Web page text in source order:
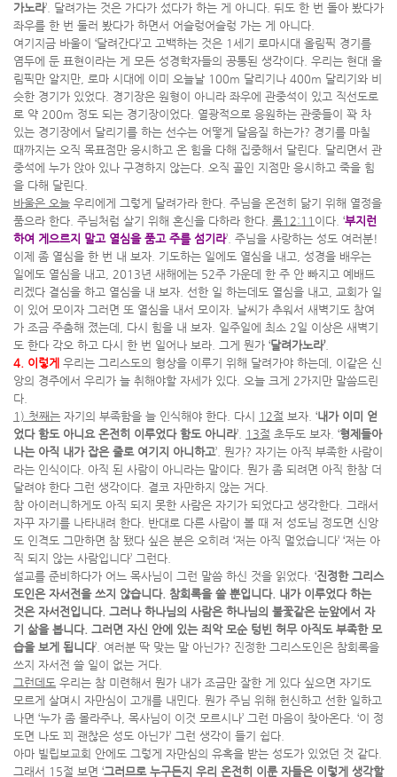
가노라’. 달려가는 것은 가다가 섰다가 하는 게 아니다. 뒤도 한 번 돌아 봤다가
좌우를 한 번 둘러 봤다가 하면서 어슬렁어슬렁 가는 게 아니다.
여기지금 바울이 ‘달려간다’고 고백하는 것은 1세기 로마시대 올림픽 경기를
염두에 둔 표현이라는 게 모든 성경학자들의 공통된 생각이다. 우리는 현대 올
림픽만 알지만, 로마 시대에 이미 오늘날 100m 달리기나 400m 달리기와 비
슷한 경기가 있었다. 경기장은 원형이 아니라 좌우에 관중석이 있고 직선도로
로 약 200m 정도 되는 경기장이었다. 열광적으로 응원하는 관중들이 꽉 차
있는 경기장에서 달리기를 하는 선수는 어떻게 달음질 하는가? 경기를 마칠
때까지는 오직 목표점만 응시하고 온 힘을 다해 집중해서 달린다. 달리면서 관
중석에 누가 앉아 있나 구경하지 않는다. 오직 골인 지점만 응시하고 죽을 힘
을 다해 달린다.
바울은 오늘 우리에게 그렇게 달려가라 한다. 주님을 온전히 닮기 위해 열정을
품으라 한다. 주님처럼 살기 위해 혼신을 다하라 한다. 롬12:11 이다. ‘부지런
하여 게으르지 말고 열심을 품고 주를 섬기라’. 주님을 사랑하는 성도 여러분!
이제 좀 열심을 한 번 내 보자. 기도하는 일에도 열심을 내고, 성경을 배우는
일에도 열심을 내고, 2013년 새해에는 52주 가운데 한 주 안 빠지고 예배드
리겠다 결심을 하고 열심을 내 보자. 선한 일 하는데도 열심을 내고, 교회가 일
이 있어 모이자 그러면 또 열심을 내서 모이자. 날씨가 추워서 새벽기도 참여
가 조금 주춤해 졌는데, 다시 힘을 내 보자. 일주일에 최소 2일 이상은 새벽기
도 한다 각오 하고 다시 한 번 일어나 보라. 그게 뭔가 ‘달려가노라’.
4. 이렇게 우리는 그리스도의 형상을 이루기 위해 달려가야 하는데, 이같은 신
앙의 경주에서 우리가 늘 취해야할 자세가 있다. 오늘 크게 2가지만 말씀드린
다.
1) 첫째는 자기의 부족함을 늘 인식해야 한다. 다시 12절 보자. ‘내가 이미 얻
었다 함도 아니요 온전히 이루었다 함도 아니라’. 13절 초두도 보자. ‘형제들아
나는 아직 내가 잡은 줄로 여기지 아니하고’. 뭔가? 자기는 아직 부족한 사람이
라는 인식이다. 아직 된 사람이 아니라는 말이다. 뭔가 좀 되려면 아직 한참 더
달려야 한다 그런 생각이다. 결코 자만하지 않는 거다.
참 아이러니하게도 아직 되지 못한 사람은 자기가 되었다고 생각한다. 그래서
자꾸 자기를 나타내려 한다. 반대로 다른 사람이 볼 때 저 성도님 정도면 신앙
도 인격도 그만하면 참 됐다 싶은 분은 오히려 ‘저는 아직 멀었습니다’ ‘저는 아
직 되지 않는 사람입니다’ 그런다.
설교를 준비하다가 어느 목사님이 그런 말씀 하신 것을 읽었다. ‘진정한 그리스
도인은 자서전을 쓰지 않습니다. 참회록을 쓸 뿐입니다. 내가 이루었다 하는
것은 자서전입니다. 그러나 하나님의 사람은 하나님의 불꽃같은 눈앞에서 자
기 삶을 봅니다. 그러면 자신 안에 있는 죄악 모순 텅빈 허무 아직도 부족한 모
습을 보게 됩니다’. 여러분 딱 맞는 말 아닌가? 진정한 그리스도인은 참회록을
쓰지 자서전 쓸 일이 없는 거다.
그런데도 우리는 참 미련해서 뭔가 내가 조금만 잘한 게 있다 싶으면 자기도
모르게 살며시 자만심이 고개를 내민다. 뭔가 주님 위해 헌신하고 선한 일하고
나면 ‘누가 좀 몰라주나, 목사님이 이것 모르시나’ 그런 마음이 찾아온다. ‘이 정
도면 나도 꾀 괜찮은 성도 아닌가’ 그런 생각이 들기 쉽다.
아마 빌립보교회 안에도 그렇게 자만심의 유혹을 받는 성도가 있었던 것 같다.
그래서 15절 보면 ‘그러므로 누구든지 우리 온전히 이룬 자들은 이렇게 생각할